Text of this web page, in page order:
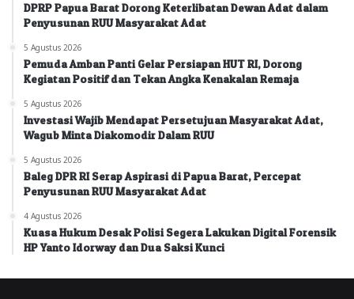
DPRP Papua Barat Dorong Keterlibatan Dewan Adat dalam
Penyusunan RUU Masyarakat Adat
5 Agustus 2026
Pemuda Amban Panti Gelar Persiapan HUT RI, Dorong
Kegiatan Positif dan Tekan Angka Kenakalan Remaja
5 Agustus 2026
Investasi Wajib Mendapat Persetujuan Masyarakat Adat,
Wagub Minta Diakomodir Dalam RUU
5 Agustus 2026
Baleg DPR RI Serap Aspirasi di Papua Barat, Percepat
Penyusunan RUU Masyarakat Adat
4 Agustus 2026
Kuasa Hukum Desak Polisi Segera Lakukan Digital Forensik
HP Yanto Idorway dan Dua Saksi Kunci